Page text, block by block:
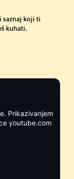
saznaj koji ti
kuhati.
Prikazivanjem
youtube.com